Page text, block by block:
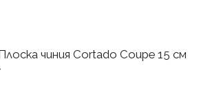
чиния Cortado Coupe 15 см